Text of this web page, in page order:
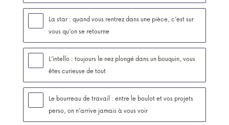
La star : quand vous rentrez dans une pièce, c’est sur
vous qu’on se retourne
L’intello : toujours le nez plongé dans un bouquin, vous
êtes curieuse de tout
Le bourreau de travail : entre le boulot et vos projets
perso, on n’arrive jamais à vous voir